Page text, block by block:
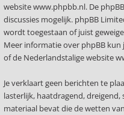
websitewww.phpbb.nl. De
discussies mogelijk. phpBB
wordt toegestaan of juist
Meer informatie over phpBB kun
of de Nederlandstalige website
Je verklaart geen berichten te
lasterlijk, haatdragend,
materiaal bevat die de wetten